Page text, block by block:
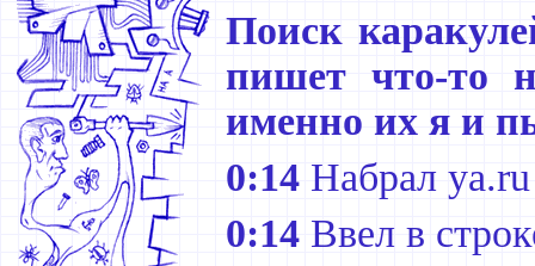
Поиск
пишет что-то
именно их я и
0:14 Набрал ya.ru
0:14 Ввел в